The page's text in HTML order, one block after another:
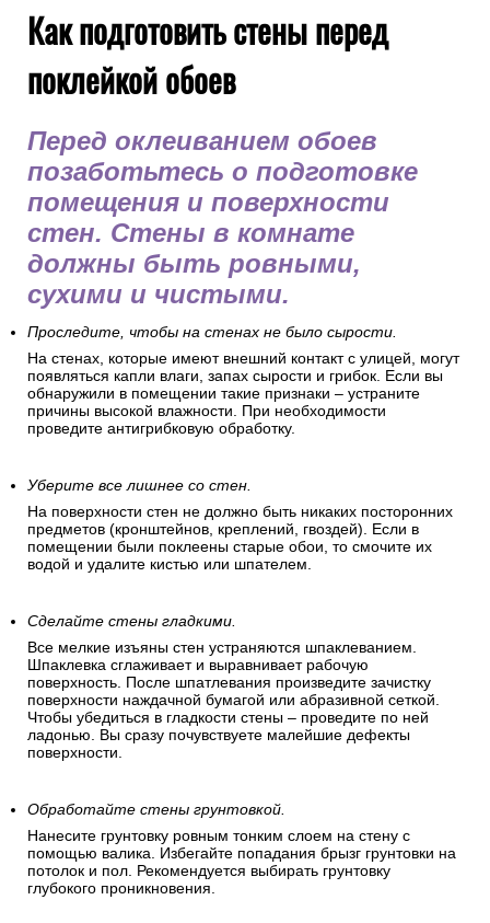
Как подготовить стены перед
поклейкой обоев
Перед оклеиванием обоев
позаботьтесь о подготовке
помещения и поверхности
стен. Стены в комнате
должны быть ровными,
сухими и чистыми.
Проследите, чтобы на стенах не было сырости.
На стенах, которые имеют внешний контакт с улицей, могут
появляться капли влаги, запах сырости и грибок. Если вы
обнаружили в помещении такие признаки – устраните
причины высокой влажности. При необходимости
проведите антигрибковую обработку.
Уберите все лишнее со стен.
На поверхности стен не должно быть никаких посторонних
предметов (кронштейнов, креплений, гвоздей). Если в
помещении были поклеены старые обои, то смочите их
водой и удалите кистью или шпателем.
Сделайте стены гладкими.
Все мелкие изъяны стен устраняются шпаклеванием.
Шпаклевка сглаживает и выравнивает рабочую
поверхность. После шпатлевания произведите зачистку
поверхности наждачной бумагой или абразивной сеткой.
Чтобы убедиться в гладкости стены – проведите по ней
ладонью. Вы сразу почувствуете малейшие дефекты
поверхности.
Обработайте стены грунтовкой.
Нанесите грунтовку ровным тонким слоем на стену с
помощью валика. Избегайте попадания брызг грунтовки на
потолок и пол. Рекомендуется выбирать грунтовку
глубокого проникновения.